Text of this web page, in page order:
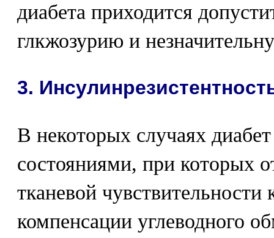
диабета приходится
глкжозурию и
3.
В некоторых случаях
состояниями, при которых
тканевой чувствительности
компенсации углеводного